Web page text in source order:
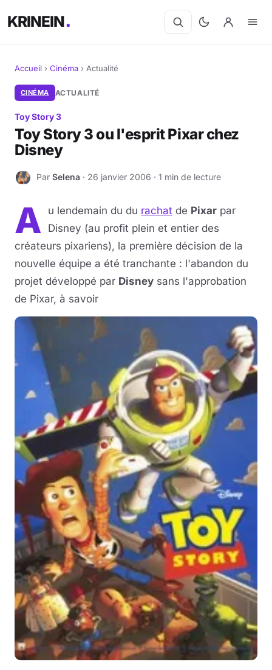
KRINEIN
Cinéma
Séries
Manga
BD
Livres
Jeux de société
Musique
Sortir
Sciences & Tech
Forum
Accueil › Cinéma › Actualité
CINÉMA ACTUALITÉ
Toy Story 3
Toy Story 3 ou l'esprit Pixar chez
Disney
S Par Selena · 26 janvier 2006 · 1 min de lecture
A u lendemain du du rachat de Pixar par
Disney (au profit plein et entier des
créateurs pixariens), la première décision de la
nouvelle équipe a été tranchante : l'abandon du
projet développé par Disney sans l'approbation
de Pixar, à savoir